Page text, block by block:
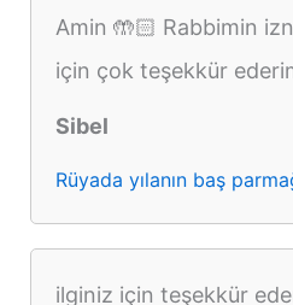
Amin 🤲🏻 Rabbimin
için çok teşekkür
Sibel
Rüyada yılanın baş
ilginiz için teşekkür